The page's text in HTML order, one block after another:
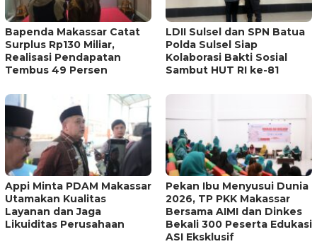
Bapenda Makassar Catat
Surplus Rp130 Miliar,
Realisasi Pendapatan
Tembus 49 Persen
LDII Sulsel dan SPN Batua
Polda Sulsel Siap
Kolaborasi Bakti Sosial
Sambut HUT RI ke-81
Appi Minta PDAM Makassar
Utamakan Kualitas
Layanan dan Jaga
Likuiditas Perusahaan
Pekan Ibu Menyusui Dunia
2026, TP PKK Makassar
Bersama AIMI dan Dinkes
Bekali 300 Peserta Edukasi
ASI Eksklusif